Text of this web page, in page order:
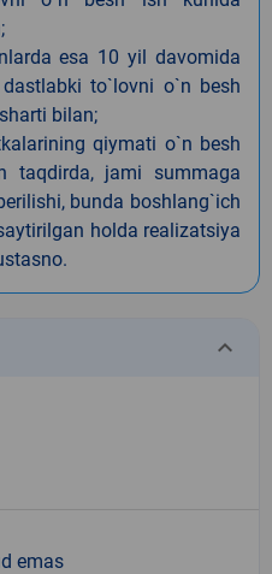
esa 10 yil davomida
to`lovni o`n besh
bilan;
qiymati o`n besh
taqdirda, jami summaga
bunda boshlang`ich
holda realizatsiya
keyboard_arrow_down
emas